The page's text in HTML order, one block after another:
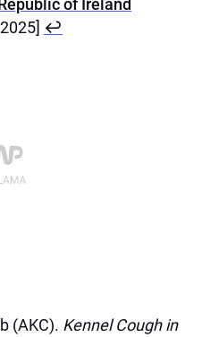
of Ireland
↩︎
(AKC). Kennel Cough in